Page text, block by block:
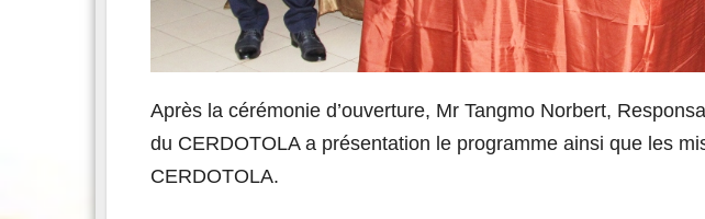
Après la cérémonie d’ouverture, Mr Tangmo Norbert,
du CERDOTOLA a présentation le programme ainsi que les
CERDOTOLA.